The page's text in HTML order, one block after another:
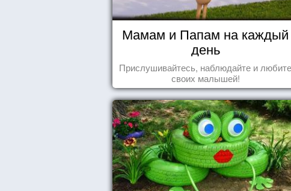
Мамам и Папам на каждый
день
Прислушивайтесь, наблюдайте и любите
своих малышей!